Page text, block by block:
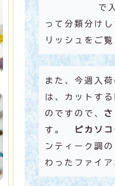
で
って分類分け
リッシュをご覧
また、今週入荷
は、カットす
のですので、
す。
ピカソ
ンティーク調
わったファイ